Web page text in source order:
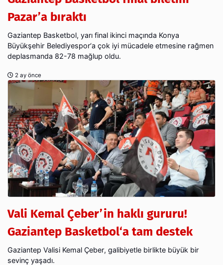
Pazar’a bıraktı
Gaziantep Basketbol, yarı final ikinci maçında Konya
Büyükşehir Belediyespor‘a çok iyi mücadele etmesine rağmen
deplasmanda 82-78 mağlup oldu.
2 ay önce
Vali Kemal Çeber’in haklı gururu!
Gaziantep Basketbol‘a tam destek
Gaziantep Valisi Kemal Çeber, galibiyetle birlikte büyük bir
sevinç yaşadı.